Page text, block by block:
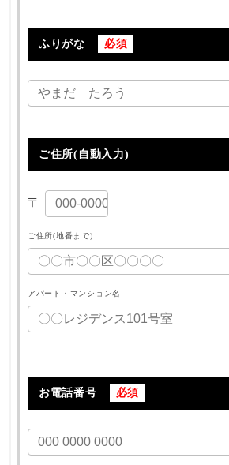
ふりがな 必須
ご住所(自動入力)
〒
ご住所(地番まで)
アパート・マンション名
お電話番号 必須